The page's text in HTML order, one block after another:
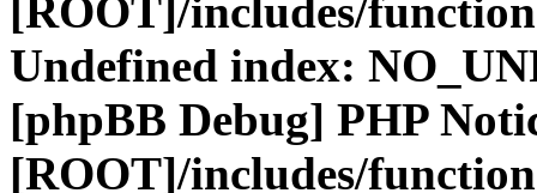
[ROOT]/includes/
Undefined index:
[phpBB Debug] PHP
[ROOT]/includes/